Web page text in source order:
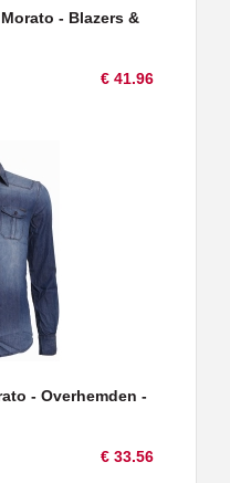
- Blazers &
€ 41.96
- Overhemden -
€ 33.56